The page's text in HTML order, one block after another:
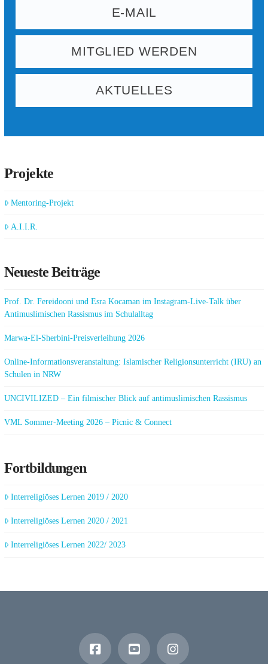
E-MAIL
MITGLIED WERDEN
AKTUELLES
Projekte
Mentoring-Projekt
A.I.I.R.
Neueste Beiträge
Prof. Dr. Fereidooni und Esra Kocaman im Instagram-Live-Talk über
Antimuslimischen Rassismus im Schulalltag
Marwa-El-Sherbini-Preisverleihung 2026
Online-Informationsveranstaltung: Islamischer Religionsunterricht (IRU) an
Schulen in NRW
UNCIVILIZED – Ein filmischer Blick auf antimuslimischen Rassismus
VML Sommer-Meeting 2026 – Picnic & Connect
Fortbildungen
Interreligiöses Lernen 2019 / 2020
Interreligiöses Lernen 2020 / 2021
Interreligiöses Lernen 2022/ 2023